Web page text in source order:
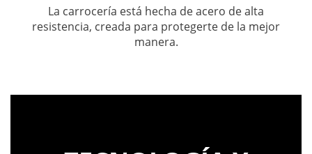
La carrocería está hecha de acero de alta
resistencia, creada para protegerte de la mejor
manera.